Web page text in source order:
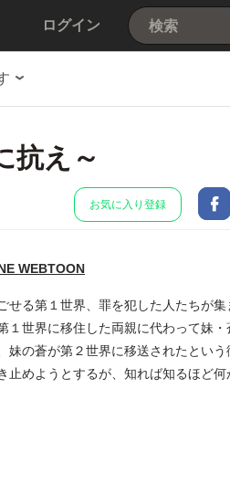
ログイン
抗え～
お気に入り登録
WEBTOON
る第１世界、罪を犯した人たちが集
世界に移住した両親に代わって妹・
の蒼が第２世界に移送されたという
めようとするが、知れば知るほど